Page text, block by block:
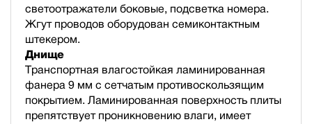
светоотражатели боковые, подсветка номера.
Жгут проводов оборудован семиконтактным
штекером.
Днище
Транспортная влагостойкая ламинированная
фанера 9 мм с сетчатым противоскользящим
покрытием. Ламинированная поверхность плиты
препятствует проникновению влаги, имеет